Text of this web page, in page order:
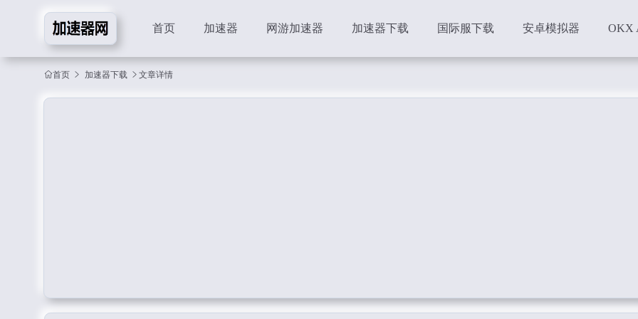
首页 加速器 网游加速器 加速器下载 国际服下载 安卓模拟器 OKX
首页 加速器下载 文章详情